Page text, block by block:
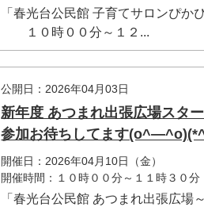
「春光台公民館 子育てサロンぴ
１０時００分～１２...
公開日：2026年04月03日
新年度 あつまれ出張広場スタ
参加お待ちしてます
開催日：2026年04月10日（金）
開催時間：１０時００分～１１時３０分
「春光台公民館 あつまれ出張広